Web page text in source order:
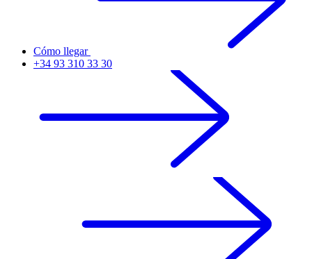
Cómo llegar
+34 93 310 33 30